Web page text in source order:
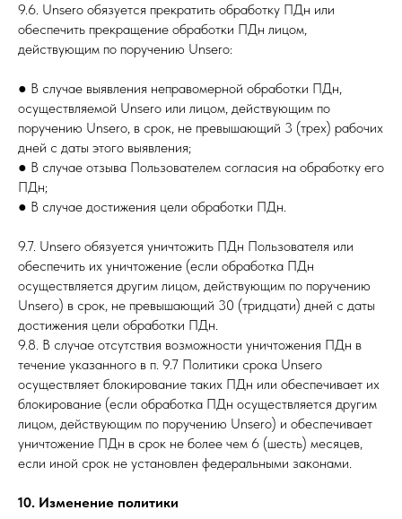
9.6. Unsero обязуется прекратить обработку ПДн или
обеспечить прекращение обработки ПДн лицом,
действующим по поручению Unsero:
● В случае выявления неправомерной обработки ПДн,
осуществляемой Unsero или лицом, действующим по
поручению Unsero, в срок, не превышающий 3 (трех) рабочих
дней с даты этого выявления;
● В случае отзыва Пользователем согласия на обработку его
ПДн;
● В случае достижения цели обработки ПДн.
9.7. Unsero обязуется уничтожить ПДн Пользователя или
обеспечить их уничтожение (если обработка ПДн
осуществляется другим лицом, действующим по поручению
Unsero) в срок, не превышающий 30 (тридцати) дней с даты
достижения цели обработки ПДн.
9.8. В случае отсутствия возможности уничтожения ПДн в
течение указанного в п. 9.7 Политики срока Unsero
осуществляет блокирование таких ПДн или обеспечивает их
блокирование (если обработка ПДн осуществляется другим
лицом, действующим по поручению Unsero) и обеспечивает
уничтожение ПДн в срок не более чем 6 (шесть) месяцев,
если иной срок не установлен федеральными законами.
10. Изменение политики